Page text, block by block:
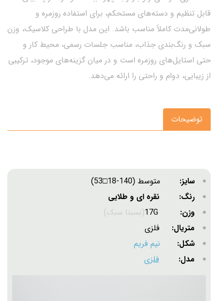
قابل تنظیم و دسته‌های مستحکم، برای استفاده روزمره و
طولانی‌مدت کاملاً مناسب باشد. این مدل با طراحی کلاسیک، وزن
سبک و رنگ‌بندی جذاب، مناسب جلسات رسمی، محیط کار و
حتی استایل‌های روزمره است و در میان گزینه‌های موجود، ترکیبی
از زیبایی، دوام و راحتی را ارائه می‌دهد.
توضیحات
سایز: متوسط (140-18□53)
رنگ: نقره ای و طلایی
وزن:
(نسبتا سبک)
متریال:
فلزی
شکل: نیم فریم
مدل: فلزی